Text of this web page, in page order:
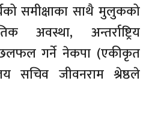
समीक्षाका साथै मुलुकको
अवस्था, अन्तर्राष्ट्रिय
छलफल गर्ने नेकपा (एकीकृत
सचिव जीवनराम श्रेष्ठले